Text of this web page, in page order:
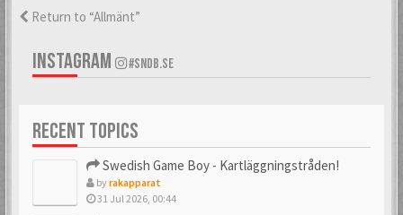
Return to “Allmänt”
INSTAGRAM #SNDB.SE
RECENT TOPICS
Swedish Game Boy - Kartläggningstråden!
byrakapparat
31 Jul 2026, 00:44